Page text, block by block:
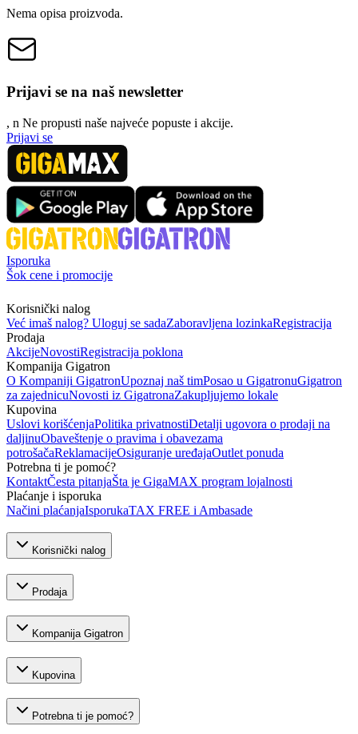
Nema opisa proizvoda.
Prijavi se na naš newsletter
, n Ne propusti naše najveće popuste i akcije.
Prijavi se
Isporuka
Šok cene i promocije
Korisnički nalog
Već imaš nalog? Uloguj se sadaZaboravljena lozinkaRegistracija
Prodaja
AkcijeNovostiRegistracija poklona
Kompanija Gigatron
O Kompaniji GigatronUpoznaj naš timPosao u GigatronuGigatron
za zajednicuNovosti iz GigatronaZakupljujemo lokale
Kupovina
Uslovi korišćenjaPolitika privatnostiDetalji ugovora o prodaji na
daljinuObaveštenje o pravima i obavezama
potrošačaReklamacijeOsiguranje uređajaOutlet ponuda
Potrebna ti je pomoć?
KontaktČesta pitanjaŠta je GigaMAX program lojalnosti
Plaćanje i isporuka
Načini plaćanjaIsporukaTAX FREE i Ambasade
Korisnički nalog
Prodaja
Kompanija Gigatron
Kupovina
Potrebna ti je pomoć?